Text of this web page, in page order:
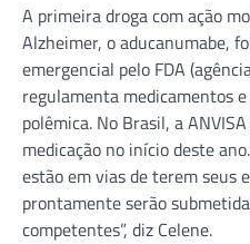
A primeira droga com ação
Alzheimer, o aducanumabe,
emergencial pelo FDA
regulamenta medicamentos
polêmica. No Brasil, a
medicação no início deste
estão em vias de terem seus
prontamente serão
competentes”, diz Celene.